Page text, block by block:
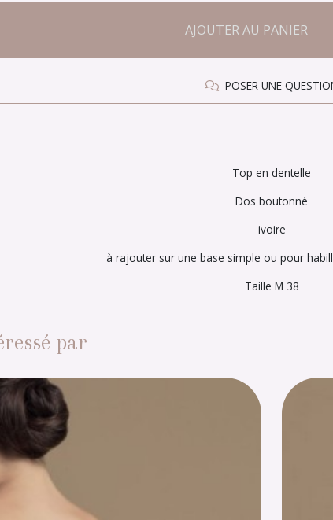
AJOUTER AU PANIER
POSER UNE
Top en dentelle
Dos boutonné
ivoire
à rajouter sur une base simple ou pour
Taille M 38
par